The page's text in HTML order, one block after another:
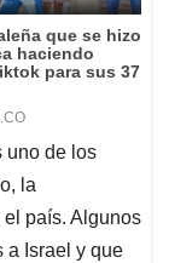
uno de los
la
país. Algunos
a Israel y que